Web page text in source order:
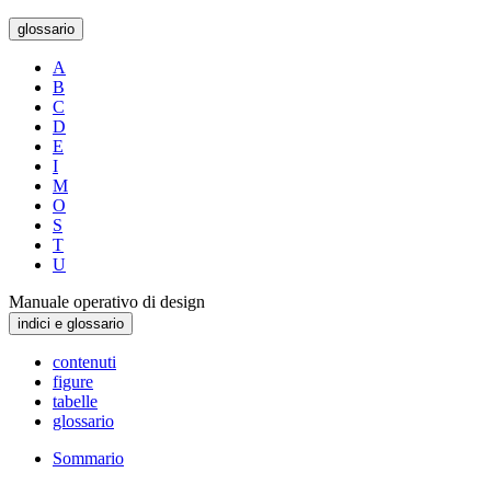
glossario
A
B
C
D
E
I
M
O
S
T
U
Manuale operativo di design
indici e glossario
contenuti
figure
tabelle
glossario
Sommario